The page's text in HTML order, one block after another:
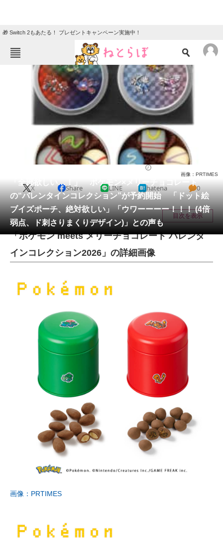
🎁 Switch 2もあたる！ プレゼントキャンペーン実施中！
ねとらぼメニュー
ニュース
クイズ
教育・育児
リサーチ
メディア
注目記事を集めた総合ページ
進化するPCとデバイスの未来
ビジネスと働き方のヒント
AI活用のいまが分かる
企業ITのトレンドを詳説
経営リーダーのコミュニティ
マーケ×ITの今がよく分かる
ITエンジニア向け専門サイト
企業向けIT製品の総合サイト
モノづくり技術者専門サイト
「全部欲しい…！」 ポケモン×メリーチョコレート
の“バレンタインコレクション”が予約開始 「ドット絵
ブイズポーチ、絶対欲しい」「ウワーーーー！！！ (4倍
弱点、ド刺さりまくりデザイン)」との声も
画像：PRTIMES
X Share LINE hatena 0
目次を表示
「ポケモン meets メリーチョコレート バレンタ
インコレクション2026」の詳細画像
画像：PRTIMES